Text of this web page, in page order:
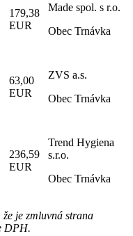
179,38
EUR
Made spol. s r.o.
Obec Trnávka
63,00
EUR
ZVS a.s.
Obec Trnávka
236,59
EUR
Trend Hygiena
s.r.o.
Obec Trnávka
je zmluvná strana
DPH.